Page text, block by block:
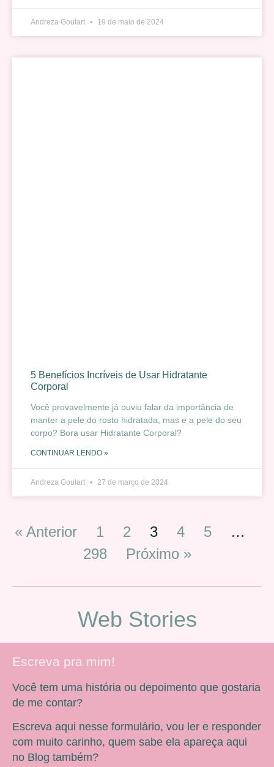
Andreza Goulart 19 de maio de 2024
5 Benefícios Incríveis de Usar Hidratante
Corporal
Você provavelmente já ouviu falar da importância de
manter a pele do rosto hidratada, mas e a pele do seu
corpo? Bora usar Hidratante Corporal?
CONTINUAR LENDO »
Andreza Goulart 27 de março de 2024
« Anterior 1 2 3 4 5
…
298
Próximo »
Web Stories
Escreva pra mim!
Você tem uma história ou depoimento que gostaria
de me contar?
Escreva aqui nesse formulário, vou ler e responder
com muito carinho, quem sabe ela apareça aqui
no Blog também?